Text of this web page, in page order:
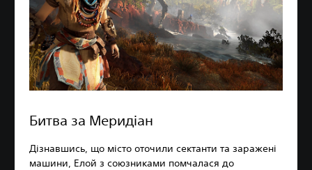
Битва за Меридіан
Дізнавшись, що місто оточили сектанти та заражені
машини, Елой з союзниками помчалася до